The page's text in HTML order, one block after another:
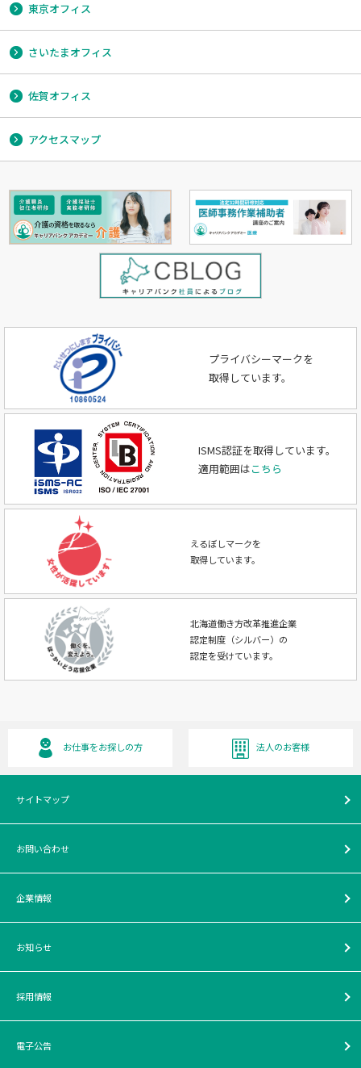
東京オフィス
さいたまオフィス
佐賀オフィス
アクセスマップ
プライバシーマークを
取得しています。
ISMS認証を取得しています。
適用範囲はこちら
えるぼしマークを
取得しています。
北海道働き方改革推進企業
認定制度（シルバー）の
認定を受けています。
お仕事をお探しの方 法人のお客様
サイトマップ
お問い合わせ
企業情報
お知らせ
採用情報
電子公告